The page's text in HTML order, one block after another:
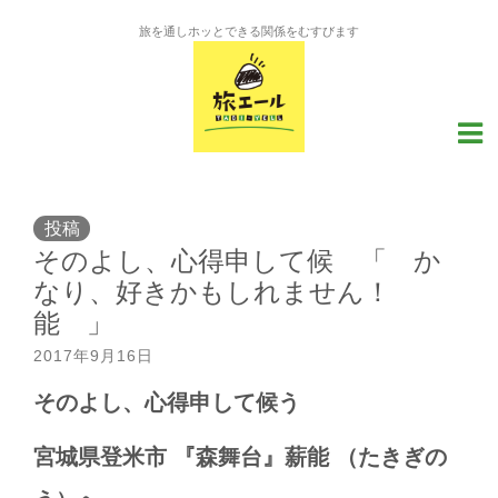
旅を通しホッとできる関係をむすびます
投稿
そのよし、心得申して候 「 か
なり、好きかもしれません！
能 」
2017年9月16日
そのよし、心得申して候う
宮城県登米市 『森舞台』薪能
（たきぎの